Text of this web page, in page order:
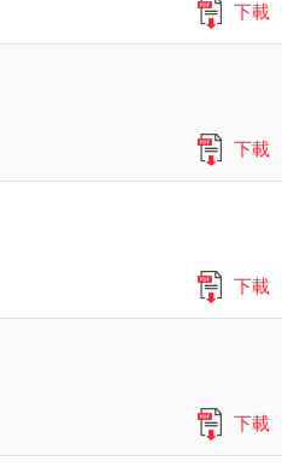
下載
下載
下載
下載